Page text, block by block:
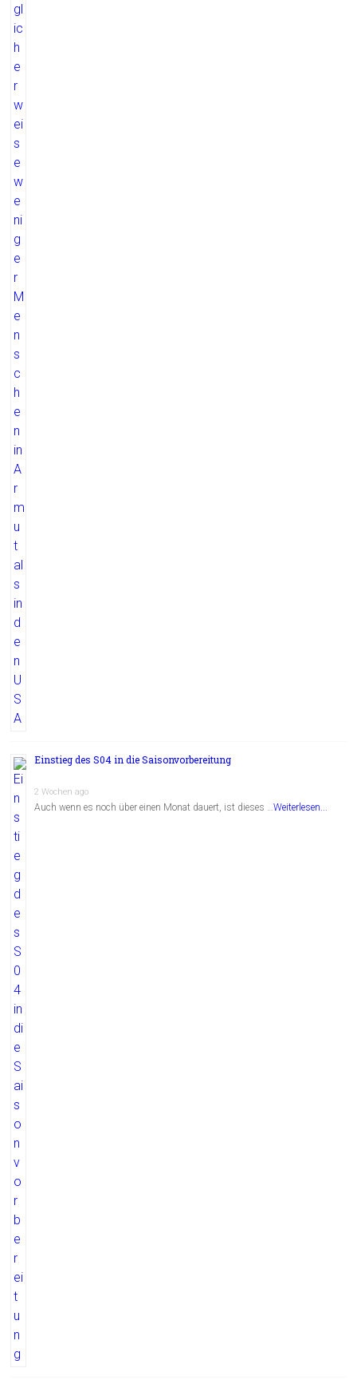
Einstieg des S04 in die Saisonvorbereitung
2 Wochen ago
Auch wenn es noch über einen Monat dauert, ist dieses …Weiterlesen...